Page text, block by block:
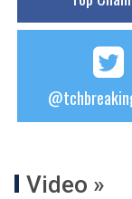
Video »